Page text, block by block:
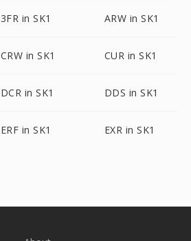
3FR in SK1 ARW in SK1
CRW in SK1 CUR in SK1
DCR in SK1 DDS in SK1
ERF in SK1 EXR in SK1